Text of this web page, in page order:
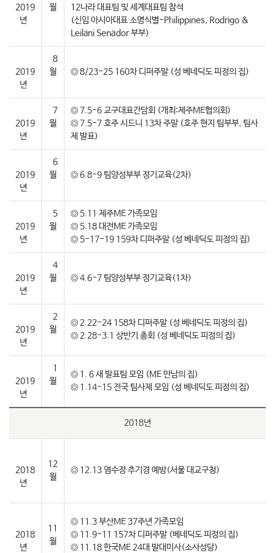
2019
년
월
12나라 대표팀 및 세계대표팀 참석
(신임 아시아대표 소명식별-Philippines, Rodrigo &
Leilani Senador 부부)
2019
년
8
월
◎ 8/23-25 160차 디퍼주말 (성 베네딕도 피정의 집)
2019
년
7
월
◎ 7.5-6 교구대표간담회 (개최:제주ME협의회)
◎ 7.5-7 호주 시드니 13차 주말 (호주 현지 팀부부, 팀사
제 발표)
2019
년
6
월
◎ 6.8-9 팀양성부부 정기교육(2차)
2019
년
5
월
◎ 5.11 제주ME 가족모임
◎ 5.18 대전ME 가족모임
◎ 5-17-19 159차 디퍼주말 (성 베네딕도 피정의 집)
2019
년
4
월
◎ 4.6-7 팀양성부부 정기교육(1차)
2019
년
2
월
◎ 2.22-24 158차 디퍼주말 (성 베네딕도 피정의 집)
◎ 2.28-3.1 상반기 총회 (성 베네딕도 피정의 집)
2019
년
1
월
◎ 1. 6 새 발표팀 모임 (ME 만남의 집)
◎ 1.14-15 전국 팀사제 모임 (성 베네딕도 피정의 집)
2018년
2018
년
12
월
◎ 12.13 염수정 추기경 예방(서울 대교구청)
2018
년
11
월
◎ 11.3 부산ME 37주년 가족모임
◎ 11.9-11 157차 디퍼주말 (베네딕도 피정의 집)
◎ 11.18 한국ME 24대 발대미사(소사성당)